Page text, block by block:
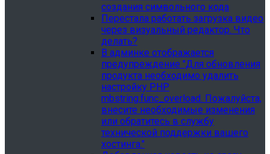
создания символьного кода
Перестала работать загрузка видео
через визуальный редактор. Что
делать?
В админке отображается
предупреждение "Для обновления
продукта необходимо удалить
настройку PHP
mbstring.func_overload. Пожалуйста,
внесите необходимые изменения
или обратитесь в службу
технической поддержки вашего
хостинга."